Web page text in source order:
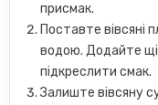
присмак.
Поставте вівсяні
водою. Додайте
підкреслити смак.
Залиште вівсяну